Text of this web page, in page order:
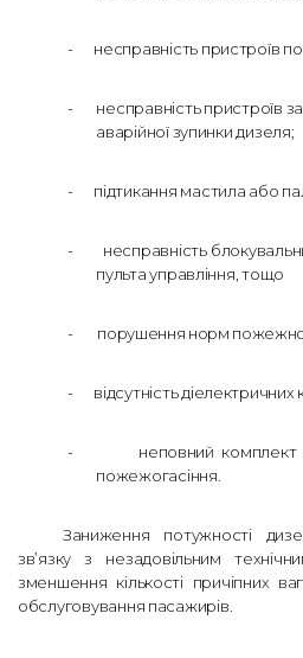
- несправність пристроїв
-
несправність пристроїв
аварійної зупинки дизеля;
- підтикання мастила або
-
несправність
пульта управління, тощо
- порушення норм
- відсутність
-
неповний комплект
пожежогасіння.
Заниження потужності
зв’язку з незадовільним
зменшення кількості причіпних
обслуговування пасажирів.